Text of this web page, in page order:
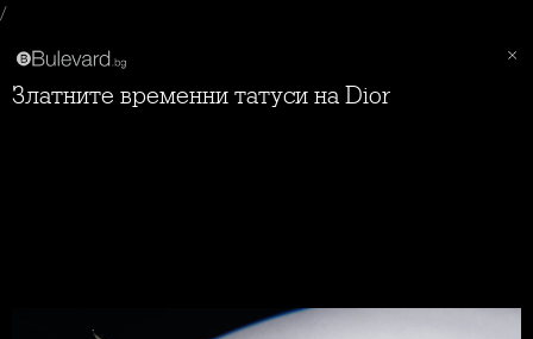
/
Златните временни татуси на Dior